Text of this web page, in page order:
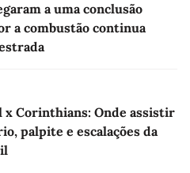
a uma conclusão
a combustão continua
x Corinthians: Onde assistir
palpite e escalações da